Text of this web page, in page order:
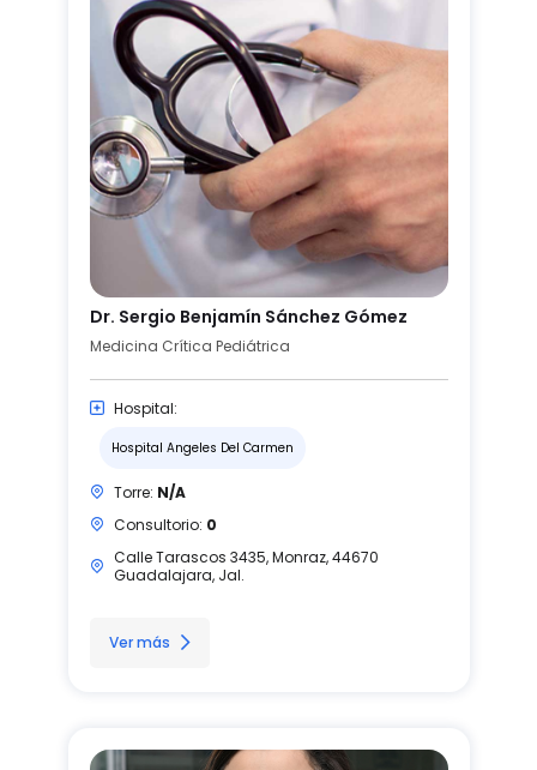
Dr. Sergio Benjamín Sánchez Gómez
Medicina Crítica Pediátrica
Hospital:
Hospital Angeles Del Carmen
Torre: N/A
Consultorio: 0
Calle Tarascos 3435, Monraz, 44670
Guadalajara, Jal.
Ver más